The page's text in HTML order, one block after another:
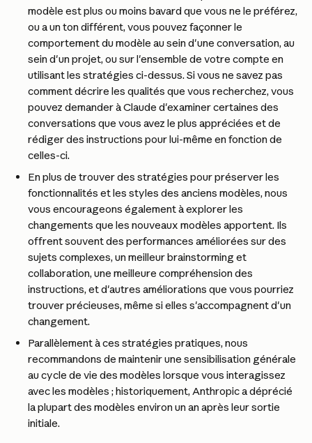
modèle est plus ou moins bavard que vous ne le préférez,
ou a un ton différent, vous pouvez façonner le
comportement du modèle au sein d'une conversation, au
sein d'un projet, ou sur l'ensemble de votre compte en
utilisant les stratégies ci-dessus. Si vous ne savez pas
comment décrire les qualités que vous recherchez, vous
pouvez demander à Claude d'examiner certaines des
conversations que vous avez le plus appréciées et de
rédiger des instructions pour lui-même en fonction de
celles-ci.
En plus de trouver des stratégies pour préserver les
fonctionnalités et les styles des anciens modèles, nous
vous encourageons également à explorer les
changements que les nouveaux modèles apportent. Ils
offrent souvent des performances améliorées sur des
sujets complexes, un meilleur brainstorming et
collaboration, une meilleure compréhension des
instructions, et d'autres améliorations que vous pourriez
trouver précieuses, même si elles s'accompagnent d'un
changement.
Parallèlement à ces stratégies pratiques, nous
recommandons de maintenir une sensibilisation générale
au cycle de vie des modèles lorsque vous interagissez
avec les modèles ; historiquement, Anthropic a déprécié
la plupart des modèles environ un an après leur sortie
initiale.